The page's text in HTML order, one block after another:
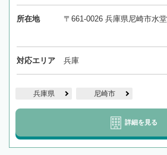
所在地 〒661-0026 兵庫県尼崎市水
対応エリア 兵庫
兵庫県 尼崎市
詳細を見る